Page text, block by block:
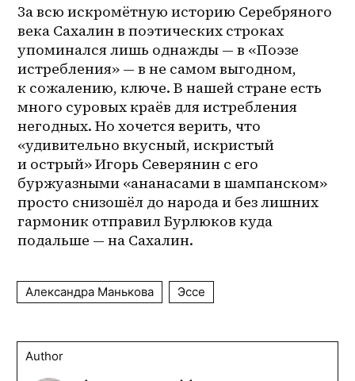
За всю искромётную историю Серебряного
века Сахалин в поэтических строках
упоминался лишь однажды — в «Поэзе
истребления» — в не самом выгодном,
к сожалению, ключе. В нашей стране есть
много суровых краёв для истребления
негодных. Но хочется верить, что
«удивительно вкусный, искристый
и острый» Игорь Северянин с его
буржуазными «ананасами в шампанском»
просто снизошёл до народа и без лишних
гармоник отправил Бурлюков куда
подальше — на Сахалин.
Александра Манькова Эссе
Author